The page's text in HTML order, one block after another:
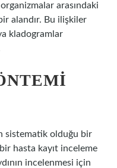
arasındaki
alandır. Bu ilişkiler
kladogramlar
sistematik olduğu bir
hasta kayıt inceleme
incelenmesi için